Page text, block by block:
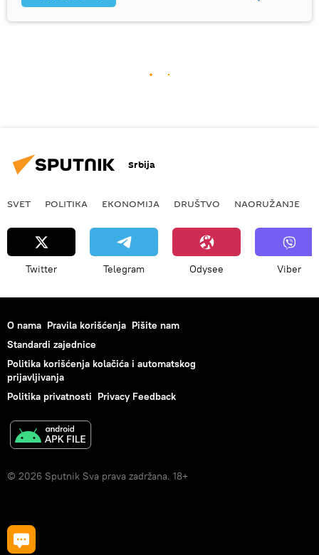
Srbija
SVET POLITIKA EKONOMIJA DRUŠTVO NAORUŽANJE
Twitter Telegram Odysee Viber
O nama Pravila korišćenja Pišite nam
Standardi zajednice
Politika korišćenja kolačića i automatskog
prijavljivanja
Politika privatnosti Privacy Feedback
© 2026 Sputnik Sva prava zadržana. 18+